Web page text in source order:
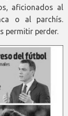
aficionados al
o al parchís.
permitir perder.